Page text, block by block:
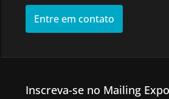
Entre em contato
Inscreva-se no Mailing